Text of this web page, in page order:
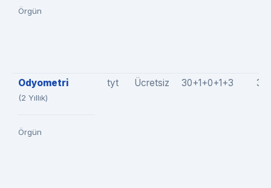
Örgün
Odyometri
(2 Yıllık)
Örgün
tyt Ücretsiz 30+1+0+1+3